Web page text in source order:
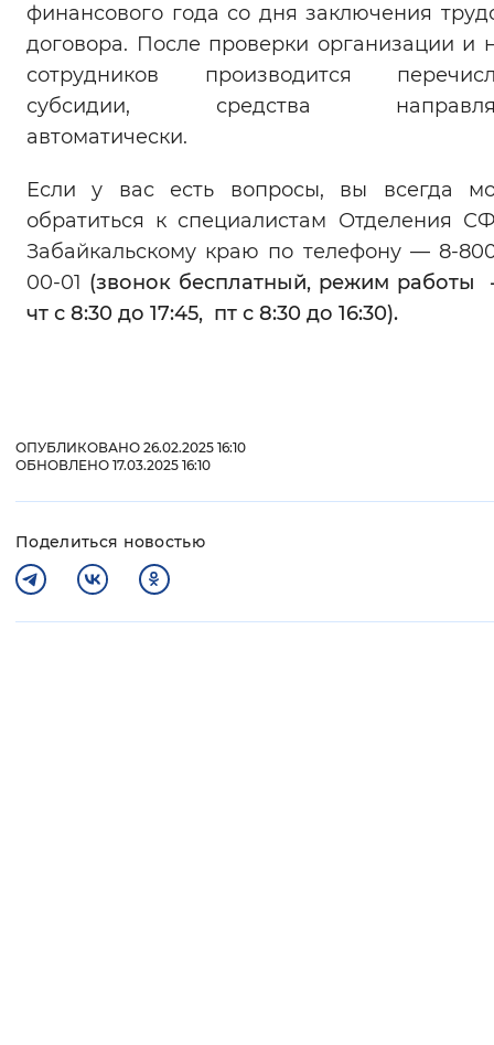
финансового года со дня заключения
договора. После проверки организации и
сотрудников производится
субсидии, средства
автоматически.
Если у вас есть вопросы, вы всегда
обратиться к специалистам Отделения
Забайкальскому краю по телефону — 8-
00-01 (звонок бесплатный, режим
чт с 8:30 до 17:45, пт с 8:30 до 16:30).
ОПУБЛИКОВАНО 26.02.2025 16:10
ОБНОВЛЕНО 17.03.2025 16:10
Поделиться новостью